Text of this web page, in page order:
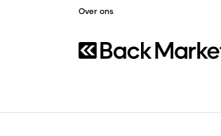
Over ons